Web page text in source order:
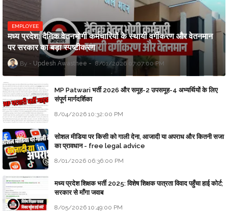
EMPLOYEE
मध्य प्रदेश: दैनिक वेतनभोगी कर्मचारियों के स्थायी वर्गीकरण और वेतनमान
पर सरकार का बड़ा स्पष्टीकरण
Updesh Awasthee 8/01/2026 07:07:00 PM
MP Patwari भर्ती 2026 और समूह-2 उपसमूह-4 अभ्यर्थियों के लिए
संपूर्ण मार्गदर्शिका
8/04/2026 10:32:00 PM
सोशल मीडिया पर किसी को गाली देना, आजादी या अपराध और कितनी सजा
का प्रावधान - free legal advice
8/01/2026 06:36:00 PM
मध्य प्रदेश शिक्षक भर्ती 2025: विशेष शिक्षक पात्रता विवाद पहुँचा हाई कोर्ट;
सरकार से माँगा जवाब
8/05/2026 10:49:00 PM